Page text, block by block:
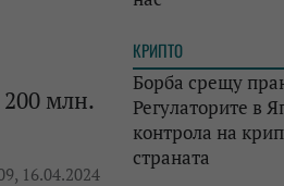
млн.
16.04.2024
КРИПТО
Борба срещу
Регулаторите в
контрола на
страната